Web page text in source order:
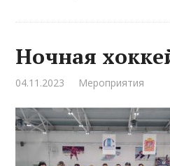
Ночная
04.11.2023 Мероприятия